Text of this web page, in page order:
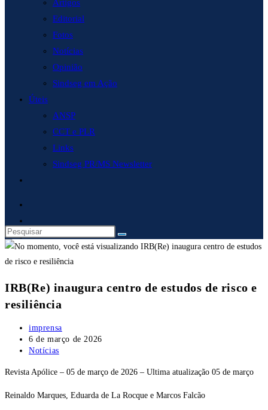
Artigos
Editorial
Fotos
Notícias
Opinião
Sindseg em Ação
Úteis
ANSP
CCT e PLR
Links
Sindseg PR/MS Newsletter
site
IRB(Re) inaugura centro de estudos de risco e
resiliência
Autor
do
post:
imprensa
Post
publicado:
6 de março de 2026
Categoria
post:
Notícias
Revista Apólice – 05 de março de 2026 – Ultima atualização 05 de março
Reinaldo Marques, Eduarda de La Rocque e Marcos Falcão